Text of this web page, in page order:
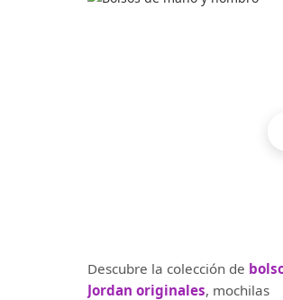
Descubre la colección de
Jordan originales, mochilas